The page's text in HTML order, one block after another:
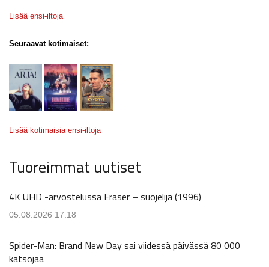
Lisää ensi-iltoja
Seuraavat kotimaiset:
Lisää kotimaisia ensi-iltoja
Tuoreimmat uutiset
4K UHD -arvostelussa Eraser – suojelija (1996)
05.08.2026 17.18
Spider-Man: Brand New Day sai viidessä päivässä 80 000
katsojaa